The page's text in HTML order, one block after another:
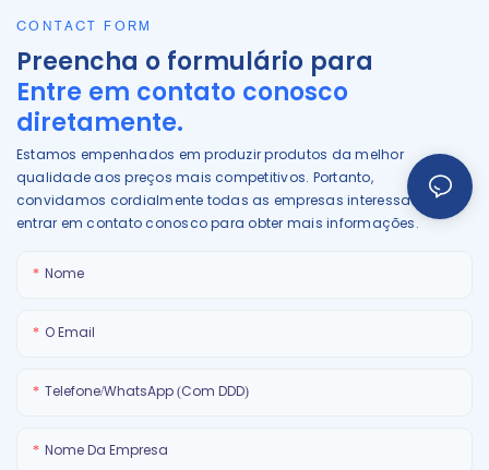
CONTACT FORM
Preencha o formulário para
Entre em contato conosco
diretamente.
Estamos empenhados em produzir produtos da melhor
qualidade aos preços mais competitivos. Portanto,
convidamos cordialmente todas as empresas interessadas a
entrar em contato conosco para obter mais informações.
Nome
O Email
Telefone/WhatsApp (com DDD)
Nome Da Empresa